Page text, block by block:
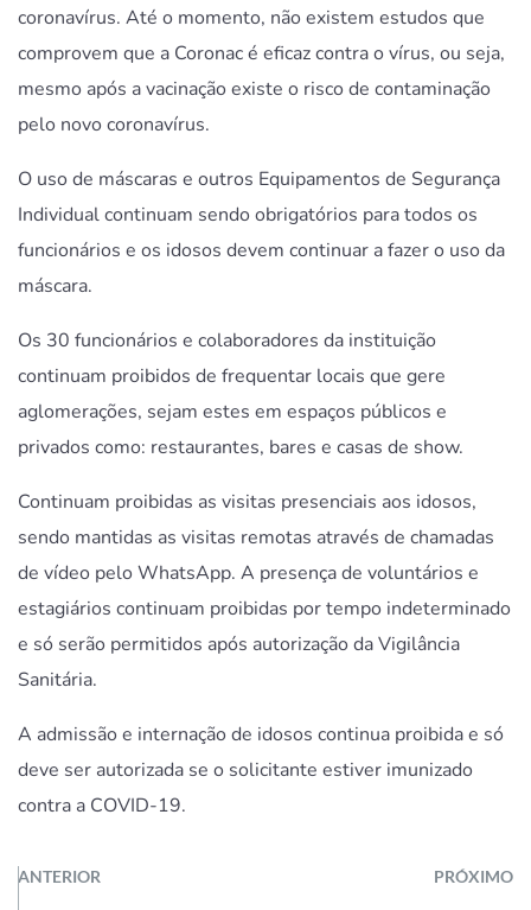
coronavírus. Até o momento, não existem estudos que
comprovem que a Coronac é eficaz contra o vírus, ou seja,
mesmo após a vacinação existe o risco de contaminação
pelo novo coronavírus.
O uso de máscaras e outros Equipamentos de Segurança
Individual continuam sendo obrigatórios para todos os
funcionários e os idosos devem continuar a fazer o uso da
máscara.
Os 30 funcionários e colaboradores da instituição
continuam proibidos de frequentar locais que gere
aglomerações, sejam estes em espaços públicos e
privados como: restaurantes, bares e casas de show.
Continuam proibidas as visitas presenciais aos idosos,
sendo mantidas as visitas remotas através de chamadas
de vídeo pelo WhatsApp. A presença de voluntários e
estagiários continuam proibidas por tempo indeterminado
e só serão permitidos após autorização da Vigilância
Sanitária.
A admissão e internação de idosos continua proibida e só
deve ser autorizada se o solicitante estiver imunizado
contra a COVID-19.
ANTERIOR PRÓXIMO